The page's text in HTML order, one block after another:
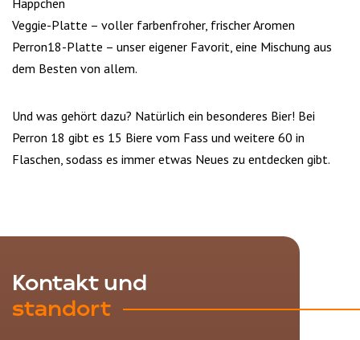
Häppchen
Veggie-Platte – voller farbenfroher, frischer Aromen
Perron18-Platte – unser eigener Favorit, eine Mischung aus
dem Besten von allem.
Und was gehört dazu? Natürlich ein besonderes Bier! Bei
Perron 18 gibt es 15 Biere vom Fass und weitere 60 in
Flaschen, sodass es immer etwas Neues zu entdecken gibt.
Kontakt und
standort